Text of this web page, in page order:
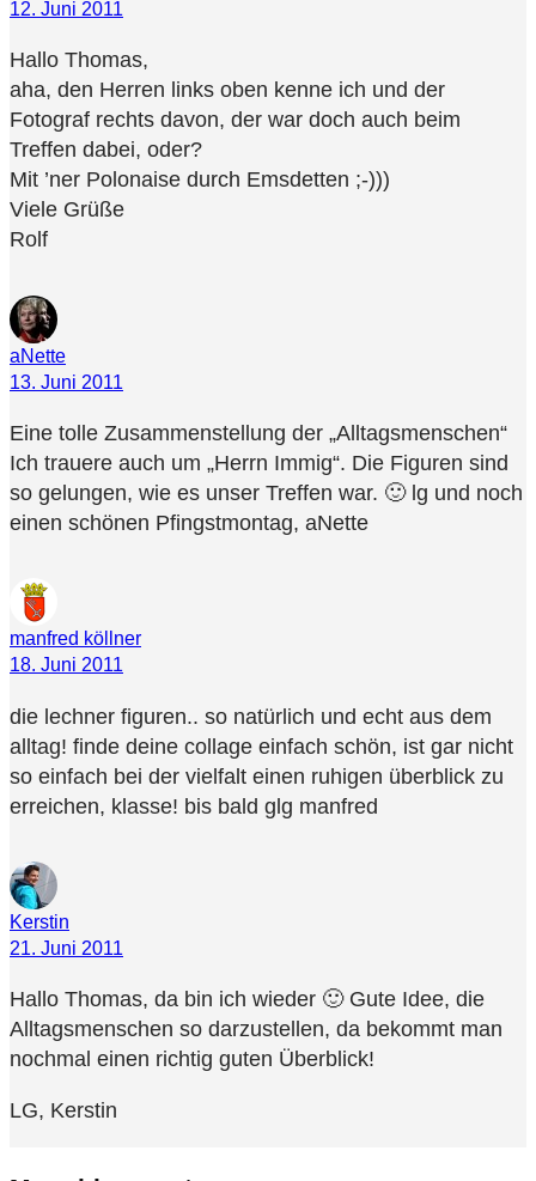
12. Juni 2011
Hallo Thomas,
aha, den Herren links oben kenne ich und der
Fotograf rechts davon, der war doch auch beim
Treffen dabei, oder?
Mit ’ner Polonaise durch Emsdetten ;-)))
Viele Grüße
Rolf
aNette
13. Juni 2011
Eine tolle Zusammenstellung der „Alltagsmenschen“
Ich trauere auch um „Herrn Immig“. Die Figuren sind
so gelungen, wie es unser Treffen war. 🙂 lg und noch
einen schönen Pfingstmontag, aNette
manfred köllner
18. Juni 2011
die lechner figuren.. so natürlich und echt aus dem
alltag! finde deine collage einfach schön, ist gar nicht
so einfach bei der vielfalt einen ruhigen überblick zu
erreichen, klasse! bis bald glg manfred
Kerstin
21. Juni 2011
Hallo Thomas, da bin ich wieder 🙂 Gute Idee, die
Alltagsmenschen so darzustellen, da bekommt man
nochmal einen richtig guten Überblick!
LG, Kerstin